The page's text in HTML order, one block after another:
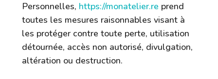
Personnelles, https://monatelier.re prend
toutes les mesures raisonnables visant à
les protéger contre toute perte, utilisation
détournée, accès non autorisé, divulgation,
altération ou destruction.